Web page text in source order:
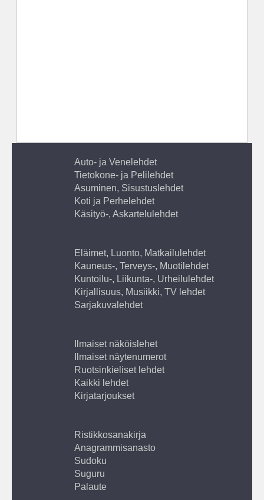
Auto- ja Venelehdet
Tietokone- ja Pelilehdet
Asuminen, Sisustuslehdet
Koti ja Perhelehdet
Käsityö-, Askartelulehdet
Eläimet, Luonto, Matkailulehdet
Kauneus-, Terveys-, Muotilehdet
Kuntoilu-, Liikunta-, Urheilulehdet
Kirjallisuus, Musiikki, TV lehdet
Sarjakuvalehdet
Ilmaiset näköislehet
Ilmaiset näytenumerot
Ruotsinkieliset lehdet
Kaikki lehdet
Kirjatarjoukset
Ristikkosanakirja
Anagrammisanasto
Sudoku
Suguru
Palaute